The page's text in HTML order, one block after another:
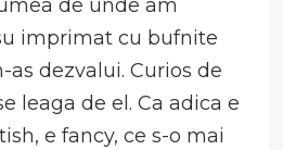
de unde am
imprimat cu bufnite
as dezvalui. Curios de
leaga de el. Ca adica e
e fancy, ce s-o mai